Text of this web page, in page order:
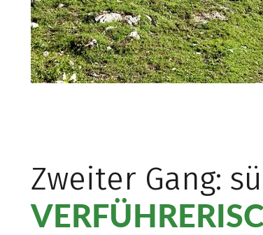
Zweiter Gang: